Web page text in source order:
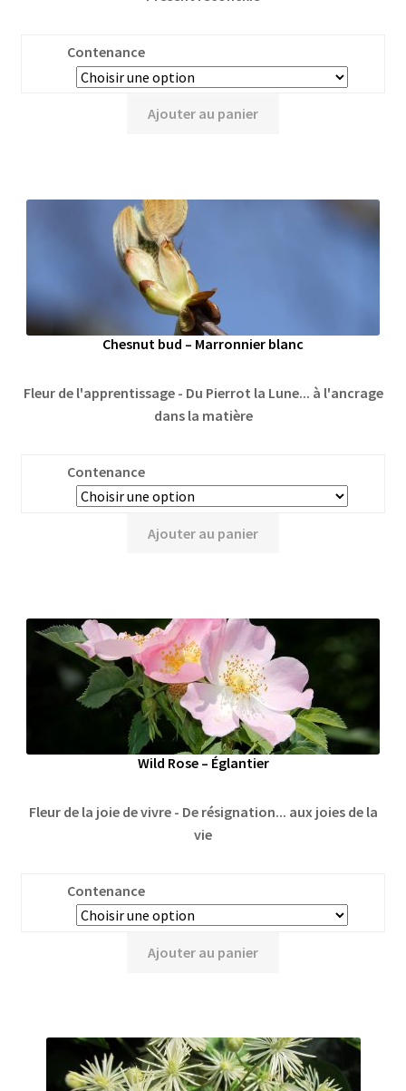
Contenance
Ajouter au panier
Chesnut bud – Marronnier blanc
Fleur de l'apprentissage - Du Pierrot la Lune... à l'ancrage
dans la matière
Contenance
Ajouter au panier
Wild Rose – Églantier
Fleur de la joie de vivre - De résignation... aux joies de la
vie
Contenance
Ajouter au panier